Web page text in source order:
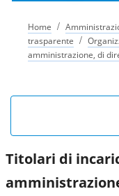
Home /
trasparente /
amministrazione, di
Titolari di